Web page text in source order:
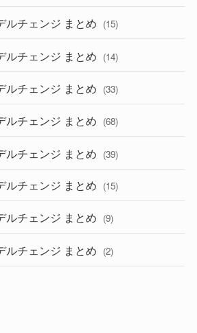
(22)
ルチェンジ まとめ (15)
ルチェンジ まとめ (14)
ルチェンジ まとめ (33)
ルチェンジ まとめ (68)
ルチェンジ まとめ (39)
ルチェンジ まとめ (15)
ルチェンジ まとめ (9)
ルチェンジ まとめ (2)